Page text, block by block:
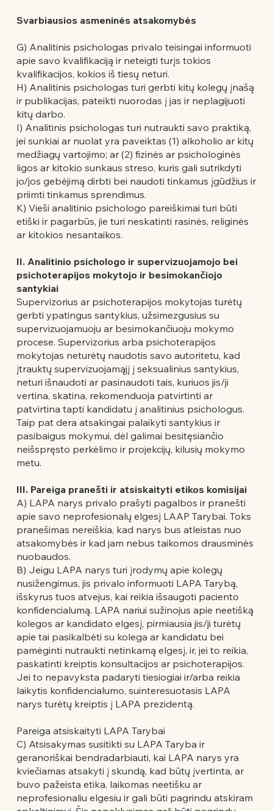
Svarbiausios asmeninės atsakomybės
G) Analitinis psichologas privalo teisingai informuoti
apie savo kvalifikaciją ir neteigti turįs tokios
kvalifikacijos, kokios iš tiesų neturi.
H) Analitinis psichologas turi gerbti kitų kolegų įnašą
ir publikacijas, pateikti nuorodas į jas ir neplagijuoti
kitų darbo.
I) Analitinis psichologas turi nutraukti savo praktiką,
jei sunkiai ar nuolat yra paveiktas (1) alkoholio ar kitų
medžiagų vartojimo; ar (2) fizinės ar psichologinės
ligos ar kitokio sunkaus streso, kuris gali sutrikdyti
jo/jos gebėjimą dirbti bei naudoti tinkamus įgūdžius ir
priimti tinkamus sprendimus.
K) Vieši analitinio psichologo pareiškimai turi būti
etiški ir pagarbūs, jie turi neskatinti rasinės, religinės
ar kitokios nesantaikos.
II. Analitinio psichologo ir supervizuojamojo bei
psichoterapijos mokytojo ir besimokančiojo
santykiai
Supervizorius ar psichoterapijos mokytojas turėtų
gerbti ypatingus santykius, užsimezgusius su
supervizuojamuoju ar besimokančiuoju mokymo
procese. Supervizorius arba psichoterapijos
mokytojas neturėtų naudotis savo autoritetu, kad
įtrauktų supervizuojamąjį į seksualinius santykius,
neturi išnaudoti ar pasinaudoti tais, kuriuos jis/ji
vertina, skatina, rekomenduoja patvirtinti ar
patvirtina tapti kandidatu į analitinius psichologus.
Taip pat dera atsakingai palaikyti santykius ir
pasibaigus mokymui, dėl galimai besitęsiančio
neišspręsto perkėlimo ir projekcijų, kilusių mokymo
metu.
III. Pareiga pranešti ir atsiskaityti etikos komisijai
A) LAPA narys privalo prašyti pagalbos ir pranešti
apie savo neprofesionalų elgesį LAAP Tarybai. Toks
pranešimas nereiškia, kad narys bus atleistas nuo
atsakomybės ir kad jam nebus taikomos drausminės
nuobaudos.
B) Jeigu LAPA narys turi įrodymų apie kolegų
nusižengimus, jis privalo informuoti LAPA Tarybą,
išskyrus tuos atvejus, kai reikia išsaugoti paciento
konfidencialumą. LAPA nariui sužinojus apie neetišką
kolegos ar kandidato elgesį, pirmiausia jis/ji turėtų
apie tai pasikalbėti su kolega ar kandidatu bei
pamėginti nutraukti netinkamą elgesį, ir, jei to reikia,
paskatinti kreiptis konsultacijos ar psichoterapijos.
Jei to nepavyksta padaryti tiesiogiai ir/arba reikia
laikytis konfidencialumo, suinteresuotasis LAPA
narys turėtų kreiptis į LAPA prezidentą.
Pareiga atsiskaityti LAPA Tarybai
C) Atsisakymas susitikti su LAPA Taryba ir
geranoriškai bendradarbiauti, kai LAPA narys yra
kviečiamas atsakyti į skundą, kad būtų įvertinta, ar
buvo pažeista etika, laikomas neetišku ar
neprofesionaliu elgesiu ir gali būti pagrindu atskiram